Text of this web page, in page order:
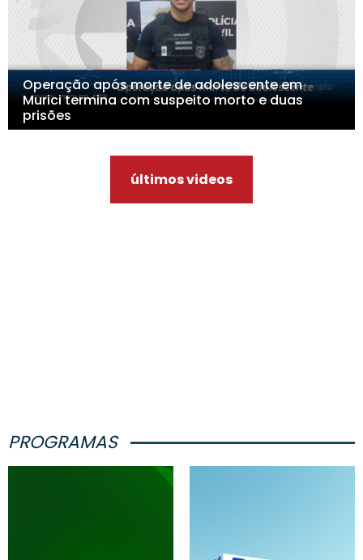
Operação após morte de adolescente em
Murici termina com suspeito morto e duas
prisões
últimos videos
PROGRAMAS